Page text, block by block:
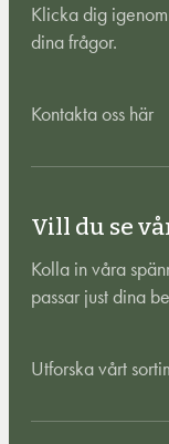
Klicka dig
dina frågor.
Kontakta oss här
Vill du se
Kolla in våra
passar just dina
Utforska vårt